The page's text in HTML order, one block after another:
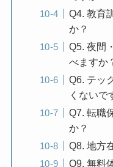
Q4. 教育
か？
Q5. 夜間
べますか
Q6. テッ
くないで
Q7. 転職
か？
Q8. 地方
Q9. 無料